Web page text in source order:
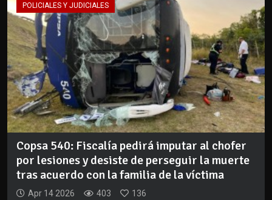
POLICIALES Y JUDICIALES
Copsa 540: Fiscalía pedirá imputar al chofer
por lesiones y desiste de perseguir la muerte
tras acuerdo con la familia de la víctima
Apr 14 2026 403
136